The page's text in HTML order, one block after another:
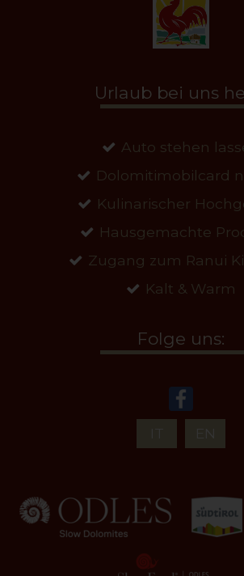
Urlaub bei uns
Auto stehen
Dolomitimobilcard
Kulinarischer
Hausgemachte
Zugang zum Ranui
Kalt & Warm
Folge uns: